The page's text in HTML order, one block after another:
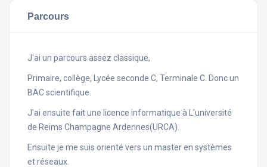
Parcours
J'ai un parcours assez classique,
Primaire, collège, Lycée seconde C, Terminale C. Donc un
BAC scientifique.
J'ai ensuite fait une licence informatique à L'université
de Reims Champagne Ardennes(URCA).
Ensuite je me suis orienté vers un master en systèmes
et réseaux.